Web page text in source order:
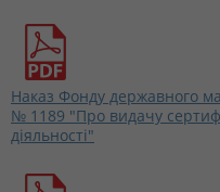
Наказ Фонду державного
№ 1189 "Про видачу
діяльності"